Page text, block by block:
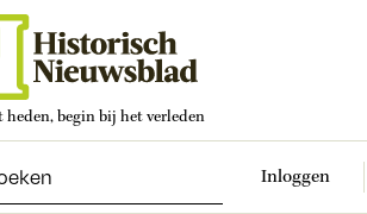
heden, begin bij het verleden
Inloggen